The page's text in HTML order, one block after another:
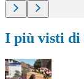
I più visti di